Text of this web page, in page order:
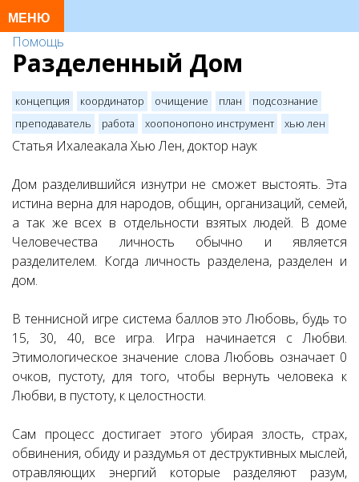
Помощь
Разделенный Дом
концепция координатор очищение план
подсознание
преподаватель
работа хоопонопоно инструмент хью лен
Статья Ихалеакала Хью Лен, доктор наук
Дом разделившийся изнутри не сможет выстоять. Эта
истина верна для народов, общин, организаций, семей,
а так же всех в отдельности взятых людей. В доме
Человечества личность обычно и является
разделителем. Когда личность разделена, разделен и
дом.
В теннисной игре система баллов это Любовь, будь то
15, 30, 40, все игра. Игра начинается с Любви.
Этимологическое значение слова Любовь означает 0
очков, пустоту, для того, чтобы вернуть человека к
Любви, в пустоту, к целостности.
Сам процесс достигает этого убирая злость, страх,
обвинения, обиду и раздумья от деструктивных мыслей,
отравляющих энергий которые разделяют разум,